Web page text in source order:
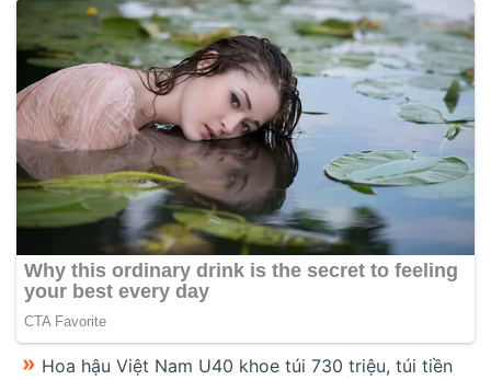
Hoa hậu Việt Nam U40 khoe túi 730 triệu, túi tiền